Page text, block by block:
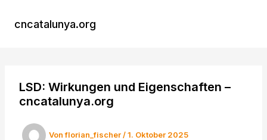
Inhaltcncatalunya.org
LSD: Wirkungen und Eigenschaften –
cncatalunya.org
Vonflorian_fischer/1. Oktober 2025